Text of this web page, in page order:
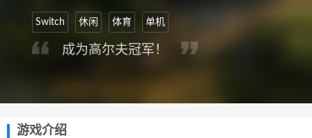
Switch 休闲 体育 单机
成为高尔夫冠军！
游戏介绍